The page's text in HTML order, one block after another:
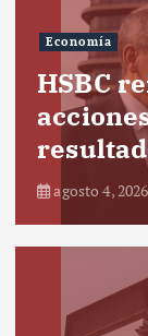
Economía
HSBC
agosto 4, 2026